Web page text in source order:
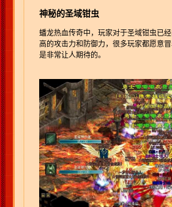
神秘的圣域钳虫
蟠龙热血传奇中，玩家对于圣域钳虫已
高的攻击力和防御力，很多玩家都愿意
是非常让人期待的。